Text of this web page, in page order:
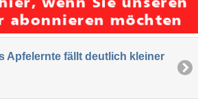
Apfelernte fällt deutlich kleiner